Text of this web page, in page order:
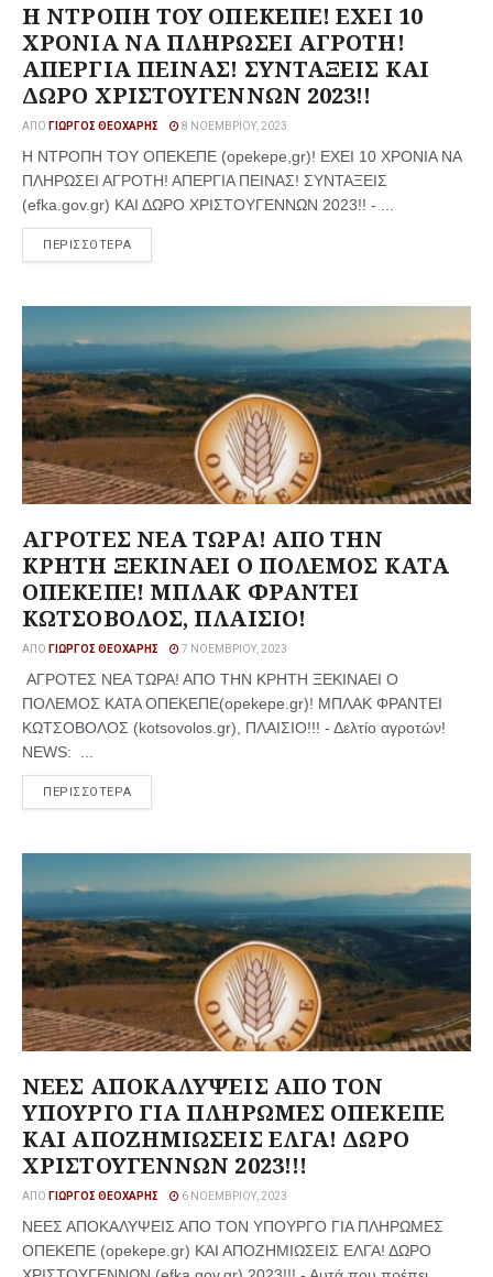
Η ΝΤΡΟΠΗ ΤΟΥ ΟΠΕΚΕΠΕ! ΕΧΕΙ 10
ΧΡΟΝΙΑ ΝΑ ΠΛΗΡΩΣΕΙ ΑΓΡΟΤΗ!
ΑΠΕΡΓΙΑ ΠΕΙΝΑΣ! ΣΥΝΤΑΞΕΙΣ ΚΑΙ
ΔΩΡΟ ΧΡΙΣΤΟΥΓΕΝΝΩΝ 2023!!
ΑΠΌ ΓΙΏΡΓΟΣ ΘΕΟΧΆΡΗΣ 8 ΝΟΕΜΒΡΊΟΥ, 2023
Η ΝΤΡΟΠΗ ΤΟΥ ΟΠΕΚΕΠΕ (opekepe,gr)! ΕΧΕΙ 10 ΧΡΟΝΙΑ ΝΑ
ΠΛΗΡΩΣΕΙ ΑΓΡΟΤΗ! ΑΠΕΡΓΙΑ ΠΕΙΝΑΣ! ΣΥΝΤΑΞΕΙΣ
(efka.gov.gr) ΚΑΙ ΔΩΡΟ ΧΡΙΣΤΟΥΓΕΝΝΩΝ 2023!! - ...
ΠΕΡΙΣΣΟΤΕΡΑ
ΑΓΡΟΤΕΣ ΝΕΑ ΤΩΡΑ! ΑΠΟ ΤΗΝ
ΚΡΗΤΗ ΞΕΚΙΝΑΕΙ Ο ΠΟΛΕΜΟΣ ΚΑΤΑ
ΟΠΕΚΕΠΕ! ΜΠΛΑΚ ΦΡΑΝΤΕΙ
ΚΩΤΣΟΒΟΛΟΣ, ΠΛΑΙΣΙΟ!
ΑΠΌ ΓΙΏΡΓΟΣ ΘΕΟΧΆΡΗΣ 7 ΝΟΕΜΒΡΊΟΥ, 2023
ΑΓΡΟΤΕΣ ΝΕΑ ΤΩΡΑ! ΑΠΟ ΤΗΝ ΚΡΗΤΗ ΞΕΚΙΝΑΕΙ Ο
ΠΟΛΕΜΟΣ ΚΑΤΑ ΟΠΕΚΕΠΕ(οpekepe.gr)! ΜΠΛΑΚ ΦΡΑΝΤΕΙ
ΚΩΤΣΟΒΟΛΟΣ (kotsovolos.gr), ΠΛΑΙΣΙΟ!!! - Δελτίο αγροτών!
ΝΕWS: ...
ΠΕΡΙΣΣΟΤΕΡΑ
ΝΕΕΣ ΑΠΟΚΑΛΥΨΕΙΣ ΑΠΟ ΤΟΝ
ΥΠΟΥΡΓΟ ΓΙΑ ΠΛΗΡΩΜΕΣ ΟΠΕΚΕΠΕ
ΚΑΙ ΑΠΟΖΗΜΙΩΣΕΙΣ ΕΛΓΑ! ΔΩΡΟ
ΧΡΙΣΤΟΥΓΕΝΝΩΝ 2023!!!
ΑΠΌ ΓΙΏΡΓΟΣ ΘΕΟΧΆΡΗΣ 6 ΝΟΕΜΒΡΊΟΥ, 2023
ΝΕΕΣ ΑΠΟΚΑΛΥΨΕΙΣ ΑΠΟ ΤΟΝ ΥΠΟΥΡΓΟ ΓΙΑ ΠΛΗΡΩΜΕΣ
ΟΠΕΚΕΠΕ (οpekepe.gr) ΚΑΙ ΑΠΟΖΗΜΙΩΣΕΙΣ ΕΛΓΑ! ΔΩΡΟ